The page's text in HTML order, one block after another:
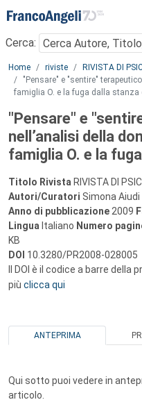
Menu
Cerca:
Main content
Home riviste RIVISTA DI
"Pensare" e "sentire"
famiglia O. e la fuga dalla stanza
"Pensare" e
nell’analisi della
famiglia O. e la
Titolo Rivista RIVISTA DI
Autori/Curatori Simona Aiudi
Anno di pubblicazione 2009
Lingua Italiano Numero
KB
DOI 10.3280/PR2008-028005
Il DOI è il codice a barre
più clicca qui
ANTEPRIMA
Qui sotto puoi vedere in
articolo.